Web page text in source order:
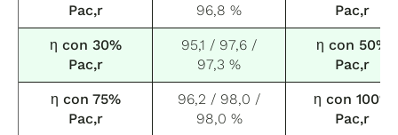
Pac,r
96,8 %
Pac,r
η con 30%
Pac,r
95,1 / 97,6 /
97,3 %
η con 50%
Pac,r
η con 75%
Pac,r
96,2 / 98,0 /
98,0 %
η con 100%
Pac,r